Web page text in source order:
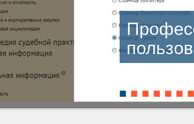
пользователей